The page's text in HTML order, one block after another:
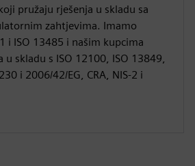
pružaju rješenja u skladu sa
zahtjevima. Imamo
i ISO 13485 i našim kupcima
skladu s ISO 12100, ISO 13849,
i 2006/42/EG, CRA, NIS-2 i